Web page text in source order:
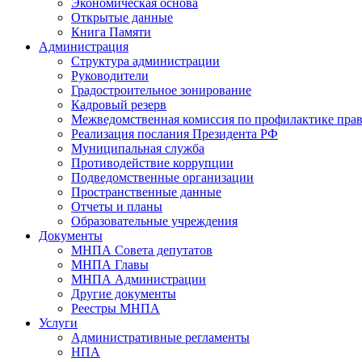
Экономическая основа
Открытые данные
Книга Памяти
Администрация
Структура администрации
Руководители
Градостроительное зонирование
Кадровый резерв
Межведомственная комиссия по профилактике
Реализация послания Президента РФ
Муниципальная служба
Противодействие коррупции
Подведомственные организации
Пространственные данные
Отчеты и планы
Образовательные учреждения
Документы
МНПА Совета депутатов
МНПА Главы
МНПА Администрации
Другие документы
Реестры МНПА
Услуги
Административные регламенты
НПА